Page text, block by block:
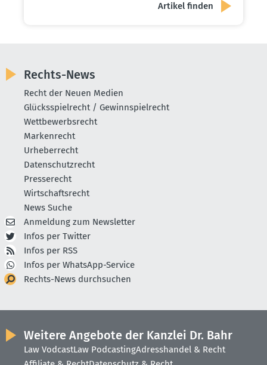
Rechts-News
Recht der Neuen Medien
Glücksspielrecht / Gewinnspielrecht
Wettbewerbsrecht
Markenrecht
Urheberrecht
Datenschutzrecht
Presserecht
Wirtschaftsrecht
News Suche
Anmeldung zum Newsletter
Infos per Twitter
Infos per RSS
Infos per WhatsApp-Service
Rechts-News durchsuchen
Weitere Angebote der Kanzlei Dr. Bahr
Law VodcastLaw PodcastingAdresshandel & Recht